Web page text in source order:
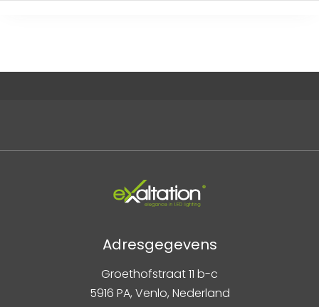
Adresgegevens
Groethofstraat 11 b-c
5916 PA, Venlo, Nederland